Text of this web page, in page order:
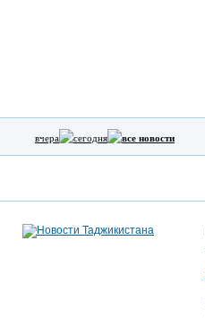
вчера сегодня все новости